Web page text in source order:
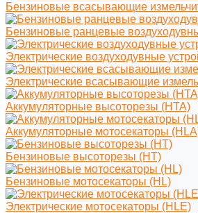
Бензиновые всасывающие
Бензиновые ранцевые
Электрические воздуходувные
Электрические всасывающие
Аккумуляторные высоторезы (HTA)
Аккумуляторные мотосекаторы
Бензиновые высоторезы (HT)
Бензиновые мотосекаторы (HL)
Электрические мотосекаторы (HLE)